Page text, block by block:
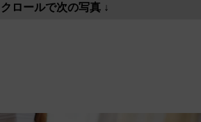
クロールで次の写真 ↓